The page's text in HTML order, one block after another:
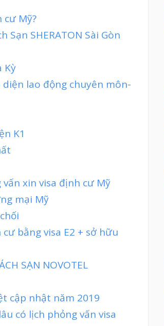
Mỹ?
SHERATON Sài Gòn
Kỳ
lao động chuyên môn-
K1
xin visa định cư Mỹ
mại Mỹ
bằng visa E2 + sở hữu
SẠN NOVOTEL
cập nhật năm 2019
có lịch phỏng vấn visa